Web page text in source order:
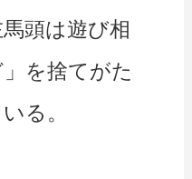
頭は遊び相
を捨てがた
る。